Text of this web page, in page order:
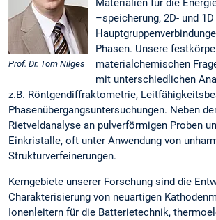
Prof. Dr. Tom Nilges
Materialien für die
–speicherung, 2D- und 1D
Phasen. Unsere
materialchemischen
mit unterschiedlichen
z.B. Röntgendiffraktometrie,
Phasenübergangsuntersuchungen. Neben
Rietveldanalyse an pulverförmigen Proben
Einkristalle, oft unter Anwendung von
Strukturverfeinerungen.
Kerngebiete unserer Forschung sind die
Charakterisierung von neuartigen
Ionenleitern für die Batterietechnik,